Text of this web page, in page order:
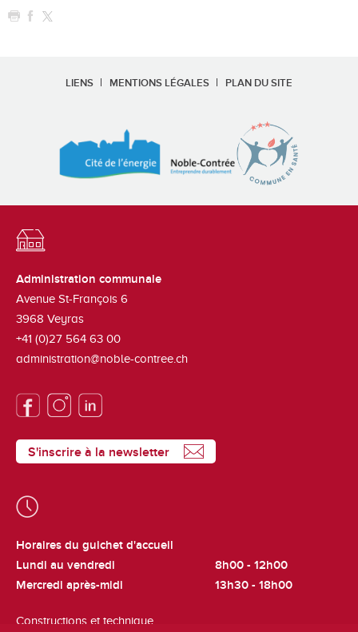
LIENS MENTIONS LÉGALES PLAN DU SITE
Administration communale
Avenue St-François 6
3968 Veyras
+41 (0)27 564 63 00
administration@noble-contree.ch
S'inscrire à la newsletter
Horaires du guichet d'accueil
Lundi au vendredi
8h00 - 12h00
Mercredi après-midi
13h30 - 18h00
Constructions et technique